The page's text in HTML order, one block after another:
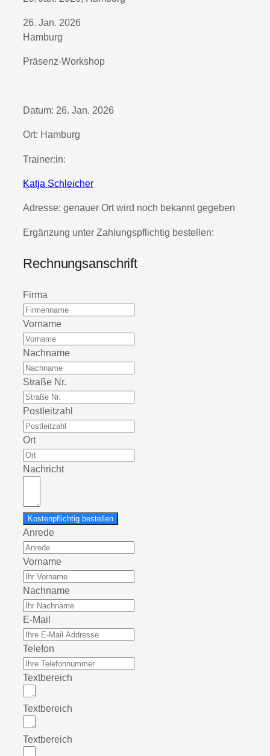
26. Jan. 2026
Hamburg
Präsenz-Workshop
Datum: 26. Jan. 2026
Ort: Hamburg
Trainer:in:
Katja Schleicher
Adresse: genauer Ort wird noch bekannt gegeben
Ergänzung unter Zahlungspflichtig bestellen:
Rechnungsanschrift
Firma
Vorname
Nachname
Straße Nr.
Postleitzahl
Ort
Nachricht
Kostenpflichtig bestellen
Anrede
Vorname
Nachname
E-Mail
Telefon
Textbereich
Textbereich
Textbereich